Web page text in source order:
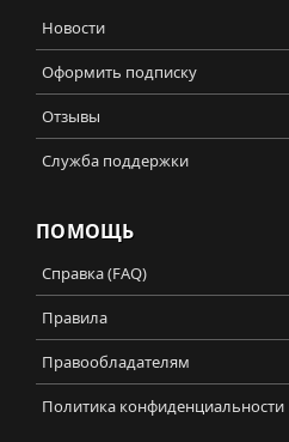
Новости
Оформить подписку
Отзывы
Служба поддержки
ПОМОЩЬ
Справка (FAQ)
Правила
Правообладателям
Политика конфиденциальности